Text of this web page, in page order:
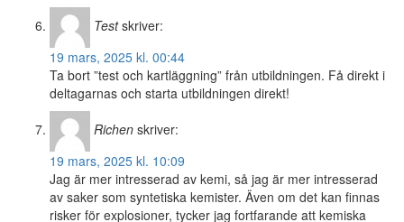
Test skriver:
19 mars, 2025 kl. 00:44
Ta bort ”test och kartläggning” från utbildningen. Få direkt i
deltagarnas och starta utbildningen direkt!
Richen skriver:
19 mars, 2025 kl. 10:09
Jag är mer intresserad av kemi, så jag är mer intresserad
av saker som syntetiska kemister. Även om det kan finnas
risker för explosioner, tycker jag fortfarande att kemiska